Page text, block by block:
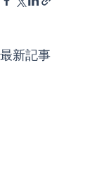
最新記事